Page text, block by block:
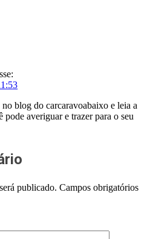
blog do carcaravoabaixo e leia a
pode averiguar e trazer para o seu
publicado. Campos obrigatórios